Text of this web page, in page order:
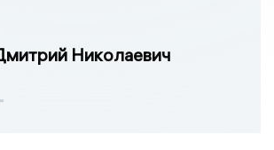
Николаевич